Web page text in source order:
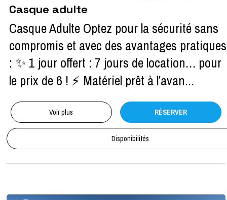
Casque adulte
Casque Adulte Optez pour la sécurité sans
compromis et avec des avantages pratiques
: ✨ 1 jour offert : 7 jours de location… pour
le prix de 6 ! ⚡ Matériel prêt à l’avan...
Voir plus RÉSERVER
Disponibilités